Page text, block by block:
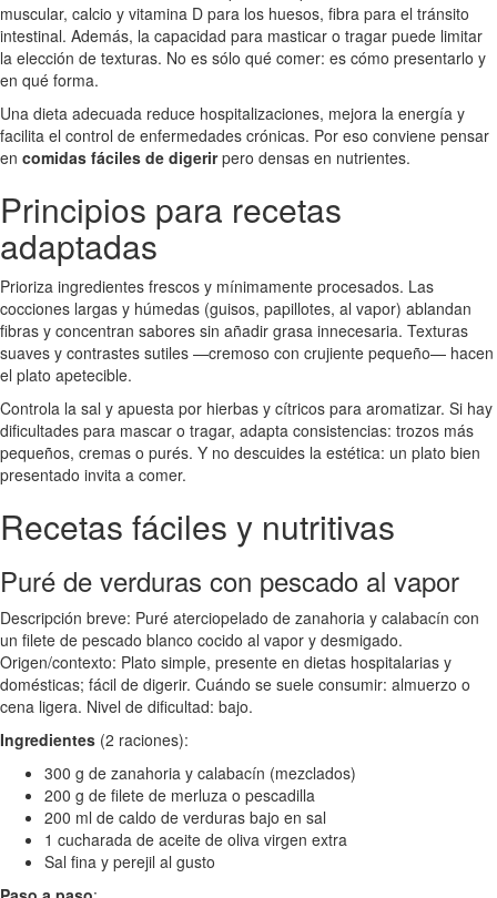
muscular, calcio y vitamina D para los huesos, fibra para el tránsito
intestinal. Además, la capacidad para masticar o tragar puede limitar
la elección de texturas. No es sólo qué comer: es cómo presentarlo y
en qué forma.
Una dieta adecuada reduce hospitalizaciones, mejora la energía y
facilita el control de enfermedades crónicas. Por eso conviene pensar
en comidas fáciles de digerirpero densas en nutrientes.
Principios para recetas
adaptadas
Prioriza ingredientes frescos y mínimamente procesados. Las
cocciones largas y húmedas (guisos, papillotes, al vapor) ablandan
fibras y concentran sabores sin añadir grasa innecesaria. Texturas
suaves y contrastes sutiles —cremoso con crujiente pequeño— hacen
el plato apetecible.
Controla la sal y apuesta por hierbas y cítricos para aromatizar. Si hay
dificultades para mascar o tragar, adapta consistencias: trozos más
pequeños, cremas o purés. Y no descuides la estética: un plato bien
presentado invita a comer.
Recetas fáciles y nutritivas
Puré de verduras con pescado al vapor
Descripción breve: Puré aterciopelado de zanahoria y calabacín con
un filete de pescado blanco cocido al vapor y desmigado.
Origen/contexto: Plato simple, presente en dietas hospitalarias y
domésticas; fácil de digerir. Cuándo se suele consumir: almuerzo o
cena ligera. Nivel de dificultad: bajo.
Ingredientes (2 raciones):
300 g de zanahoria y calabacín (mezclados)
200 g de filete de merluza o pescadilla
200 ml de caldo de verduras bajo en sal
1 cucharada de aceite de oliva virgen extra
Sal fina y perejil al gusto